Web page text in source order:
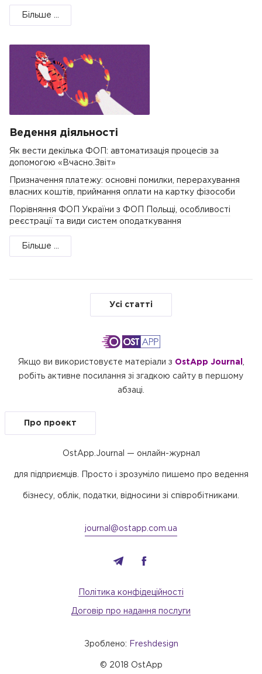
Більше ...
Ведення діяльності
Як вести декілька ФОП: автоматизація процесів за
допомогою «Вчасно.Звіт»
Призначення платежу: основні помилки, перерахування
власних коштів, приймання оплати на картку фізособи
Порівняння ФОП України з ФОП Польщі, особливості
реєстрації та види систем оподаткування
Більше ...
Усі статті
Якщо ви використовуєте матеріали з OstApp Journal
робіть активне посилання зі згадкою сайту в першому
абзаці.
Про проект
OstApp.Journal — онлайн-журнал
для підприємців. Просто і зрозуміло пишемо про ведення
бізнесу, облік, податки, відносини зі співробітниками.
Зроблено: Freshdesign
© 2018 OstApp
journal@ostapp.com.ua
Політика конфідеційності
Договір про надання послуги